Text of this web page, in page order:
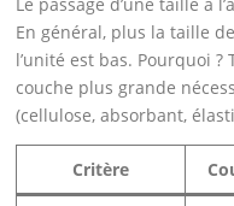
En général, plus la taille
l’unité est bas. Pourquoi
couche plus grande
(cellulose, absorbant,
Critère